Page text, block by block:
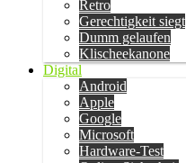
Retro
Gerechtigkeit siegt
Dumm gelaufen
Klischeekanone
Digital
Android
Apple
Google
Microsoft
Hardware-Test